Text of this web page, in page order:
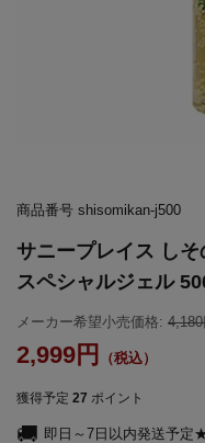
商品番号 shisomikan-j500
サニープレイス し
スペシャルジェル
メーカー希望小売価格: 4,180
2,999
獲得予定 27 ポイント
即日～7日以内発送予定